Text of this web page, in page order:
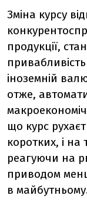
Зміна курсу
продукції,
іноземній
отже,
що курс
коротких, і
реагуючи на
приводом
в